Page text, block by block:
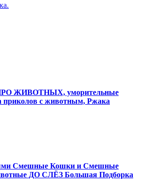
ЖИВОТНЫХ, уморительные
приколов с животным, Ржака
Смешные Кошки и Смешные
ДО СЛЁЗ Большая Подборка